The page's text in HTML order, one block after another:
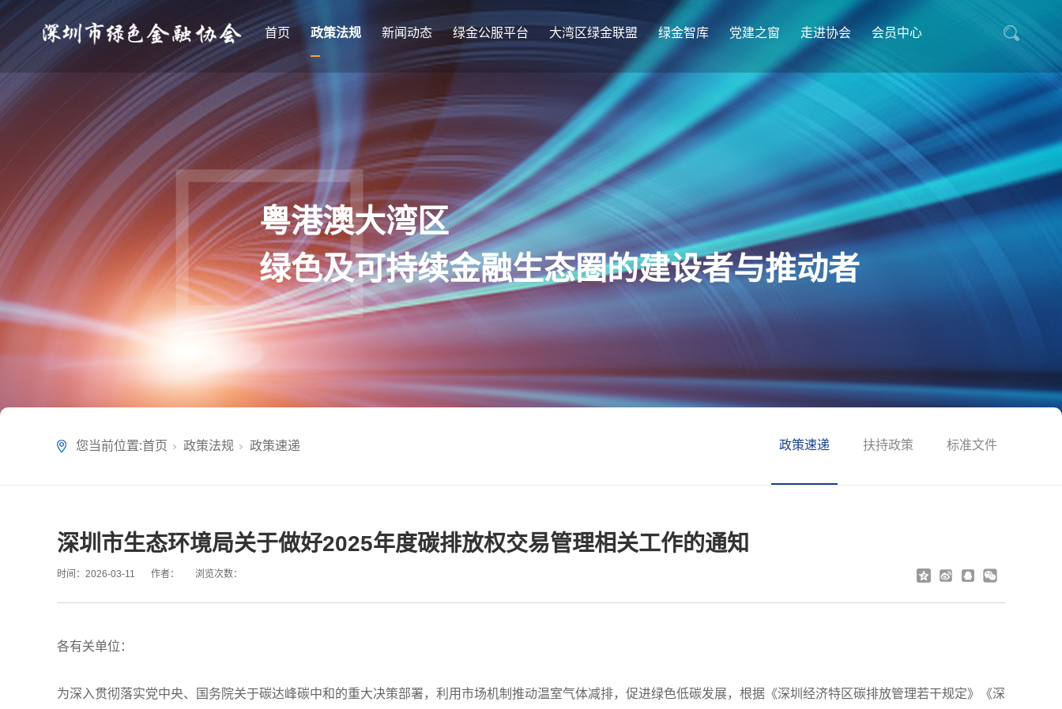
首页 政策法规 新闻动态 绿金公服平台 大湾区绿金联盟 绿金智库 党建之窗 走进协会 会员中心
粤港澳大湾区
绿色及可持续金融生态圈的建设者与推动者
您当前位置:首页 政策法规 政策速递 政策速递 扶持政策 标准文件
深圳市生态环境局关于做好2025年度碳排放权交易管理相关工作的通知
时间： 2026-03-11 作者： 浏览次数：
各有关单位：
为深入贯彻落实党中央、国务院关于碳达峰碳中和的重大决策部署，利用市场机制推动温室气体减排，促进绿色低碳发展，根据《深圳经济特区碳排放管理若干规定》《深